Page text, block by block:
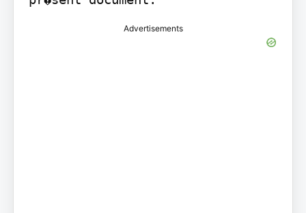
Advertisements